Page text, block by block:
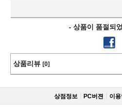
- 상품이 품절되
상품리뷰 [0]
상점정보 PC버젼 이